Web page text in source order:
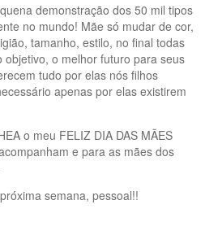
demonstração dos 50 mil tipos
no mundo! Mãe só mudar de cor,
tamanho, estilo, no final todas
o melhor futuro para seus
tudo por elas nós filhos
apenas por elas existirem
o meu FELIZ DIA DAS MÃES
e para as mães dos
semana, pessoal!!